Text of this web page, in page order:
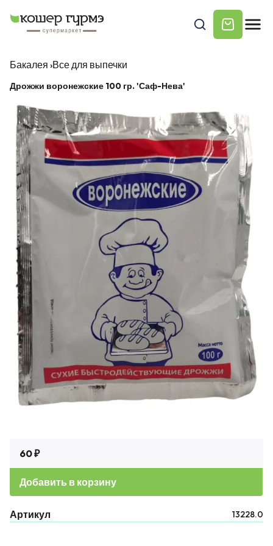
Бакалея ›Все для выпечки
Дрожжи воронежские 100 гр. 'Саф-Нева'
60 ₽
Добавить в корзину
Артикул 13228.0